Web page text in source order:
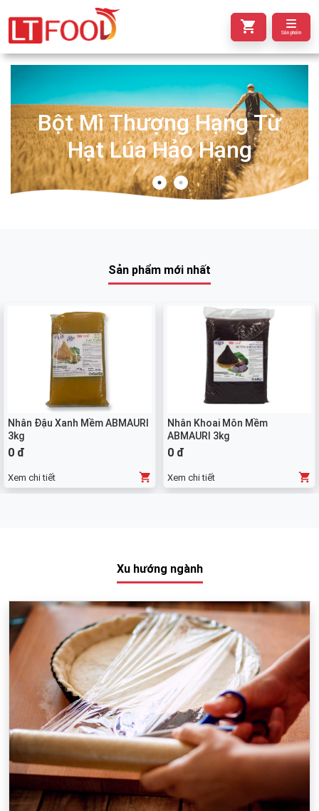
Sản phẩm
Bột Mì Thượng Hạng Từ
Hạt Lúa Hảo Hạng
Sản phẩm mới nhất
Nhân Đậu Xanh Mềm ABMAURI
3kg
0 đ
Xem chi tiết
Nhân Khoai Môn Mềm
ABMAURI 3kg
0 đ
Xem chi tiết
Xu hướng ngành